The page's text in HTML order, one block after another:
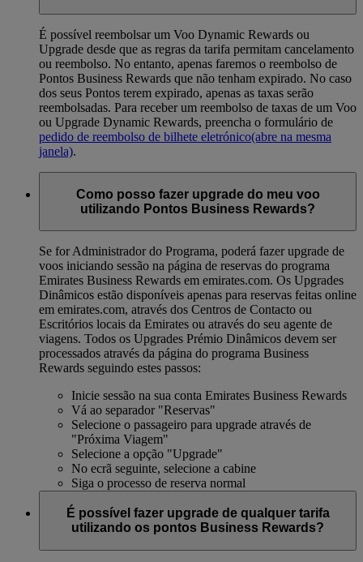
É possível reembolsar um Voo Dynamic Rewards ou
Upgrade desde que as regras da tarifa permitam cancelamento
ou reembolso. No entanto, apenas faremos o reembolso de
Pontos Business Rewards que não tenham expirado. No caso
dos seus Pontos terem expirado, apenas as taxas serão
reembolsadas. Para receber um reembolso de taxas de um Voo
ou Upgrade Dynamic Rewards, preencha o formulário de
pedido de reembolso de bilhete eletrónico(abre na mesma
janela).
Como posso fazer upgrade do meu voo
utilizando Pontos Business Rewards?
Se for Administrador do Programa, poderá fazer upgrade de
voos iniciando sessão na página de reservas do programa
Emirates Business Rewards em emirates.com. Os Upgrades
Dinâmicos estão disponíveis apenas para reservas feitas online
em emirates.com, através dos Centros de Contacto ou
Escritórios locais da Emirates ou através do seu agente de
viagens. Todos os Upgrades Prémio Dinâmicos devem ser
processados através da página do programa Business
Rewards seguindo estes passos:
Inicie sessão na sua conta Emirates Business Rewards
Vá ao separador "Reservas"
Selecione o passageiro para upgrade através de
"Próxima Viagem"
Selecione a opção "Upgrade"
No ecrã seguinte, selecione a cabine
Siga o processo de reserva normal
É possível fazer upgrade de qualquer tarifa
utilizando os pontos Business Rewards?